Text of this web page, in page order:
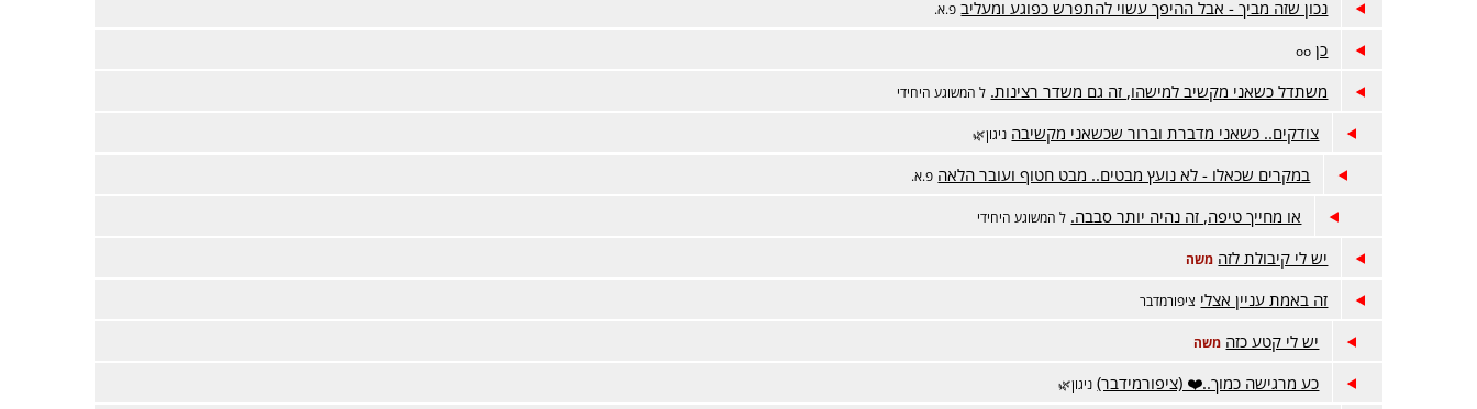
נכון שזה מביך - אבל ההיפך עשוי להתפרש כפוגע ומעליב פ.א.
כן oo
משתדל כשאני מקשיב למישהו, זה גם משדר רצינות. ל המשוגע היחידי
צודקים.. כשאני מדברת וברור שכשאני מקשיבה ניגון🌿
במקרים שכאלו - לא נועץ מבטים.. מבט חטוף ועובר הלאה פ.א.
או מחייך טיפה, זה נהיה יותר סבבה. ל המשוגע היחידי
יש לי קיבולת לזה משה
זה באמת עניין אצלי ציפורמדבר
יש לי קטע כזה משה
כע מרגישה כמוך..❤️ (ציפורמידבר) ניגון🌿